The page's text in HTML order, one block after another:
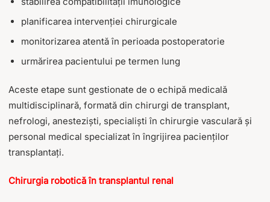
planificarea intervenției chirurgicale
monitorizarea atentă în perioada postoperatorie
urmărirea pacientului pe termen lung
Aceste etape sunt gestionate de o echipă medicală
multidisciplinară, formată din chirurgi de transplant,
nefrologi, anesteziști, specialiști în chirurgie vasculară și
personal medical specializat în îngrijirea pacienților
transplantați.
Chirurgia robotică în transplantul renal